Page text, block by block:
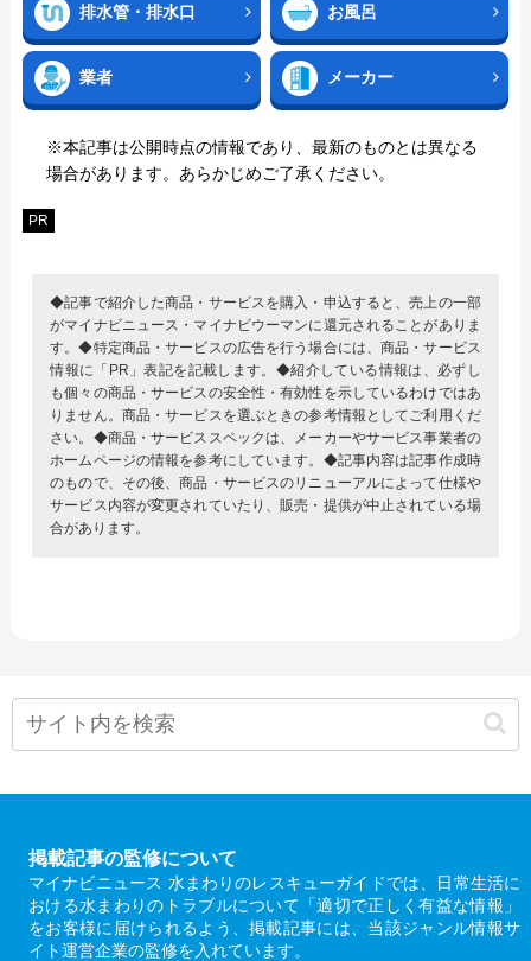
排水管・排水口 お風呂
業者 メーカー
※本記事は公開時点の情報であり、最新のものとは異なる
場合があります。あらかじめご了承ください。
PR
◆記事で紹介した商品・サービスを購入・申込すると、売上の一部
がマイナビニュース・マイナビウーマンに還元されることがありま
す。◆特定商品・サービスの広告を行う場合には、商品・サービス
情報に「PR」表記を記載します。◆紹介している情報は、必ずし
も個々の商品・サービスの安全性・有効性を示しているわけではあ
りません。商品・サービスを選ぶときの参考情報としてご利用くだ
さい。◆商品・サービススペックは、メーカーやサービス事業者の
ホームページの情報を参考にしています。◆記事内容は記事作成時
のもので、その後、商品・サービスのリニューアルによって仕様や
サービス内容が変更されていたり、販売・提供が中止されている場
合があります。
掲載記事の監修について
マイナビニュース 水まわりのレスキューガイドでは、日常生活に
おける水まわりのトラブルについて「適切で正しく有益な情報」
をお客様に届けられるよう、掲載記事には、当該ジャンル情報サ
イト運営企業の監修を入れています。